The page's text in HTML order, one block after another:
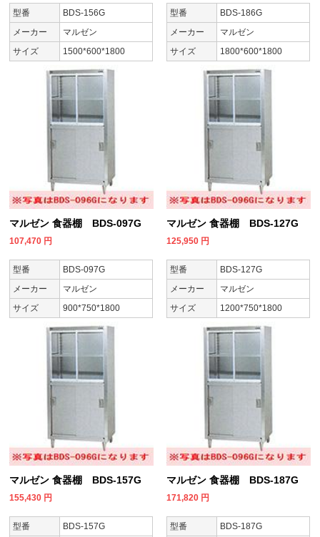
型番
BDS-156G
メーカー
マルゼン
サイズ
1500*600*1800
型番
BDS-186G
メーカー
マルゼン
サイズ
1800*600*1800
マルゼン 食器棚 BDS-097G
107,470 円
型番
BDS-097G
メーカー
マルゼン
サイズ
900*750*1800
マルゼン 食器棚 BDS-127G
125,950 円
型番
BDS-127G
メーカー
マルゼン
サイズ
1200*750*1800
マルゼン 食器棚 BDS-157G
155,430 円
型番
BDS-157G
マルゼン 食器棚 BDS-187G
171,820 円
型番
BDS-187G